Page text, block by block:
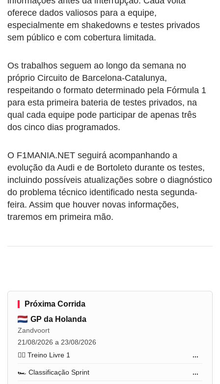
oferece dados valiosos para a equipe,
especialmente em shakedowns e testes privados
sem público e com cobertura limitada.
Os trabalhos seguem ao longo da semana no
próprio Circuito de Barcelona-Catalunya,
respeitando o formato determinado pela Fórmula 1
para esta primeira bateria de testes privados, na
qual cada equipe pode participar de apenas três
dos cinco dias programados.
O F1MANIA.NET seguirá acompanhando a
evolução da Audi e de Bortoleto durante os testes,
incluindo possíveis atualizações sobre o diagnóstico
do problema técnico identificado nesta segunda-
feira. Assim que houver novas informações,
traremos em primeira mão.
Próxima Corrida
GP da Holanda
Zandvoort
21/08/2026 a 23/08/2026
🏋️‍♂️ Treino Livre 1
...
🏎️ Classificação Sprint ...